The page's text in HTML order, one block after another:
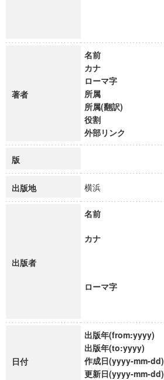
著者
名前
カナ
ローマ字
所属
所属(翻訳)
役割
外部リンク
版
出版地 横浜
出版者
名前
カナ
ローマ字
日付
出版年(from:yyyy)
出版年(to:yyyy)
作成日(yyyy-mm-dd)
更新日(yyyy-mm-dd)